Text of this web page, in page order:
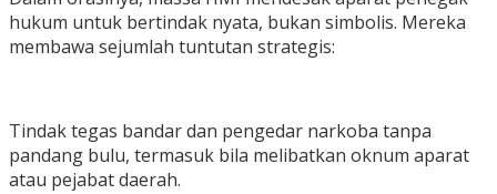
hukum untuk bertindak nyata, bukan simbolis. Mereka
membawa sejumlah tuntutan strategis:
Tindak tegas bandar dan pengedar narkoba tanpa
pandang bulu, termasuk bila melibatkan oknum aparat
atau pejabat daerah.